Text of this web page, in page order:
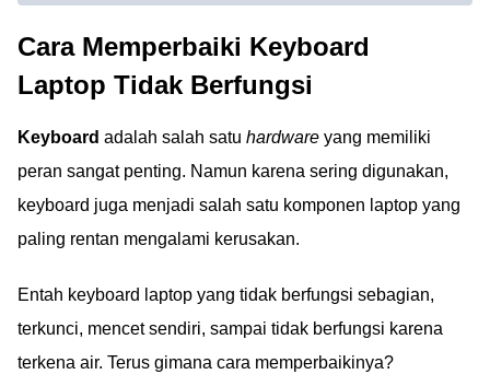
Cara Memperbaiki Keyboard
Laptop Tidak Berfungsi
Keyboard adalah salah satu hardware yang memiliki
peran sangat penting. Namun karena sering digunakan,
keyboard juga menjadi salah satu komponen laptop yang
paling rentan mengalami kerusakan.
Entah keyboard laptop yang tidak berfungsi sebagian,
terkunci, mencet sendiri, sampai tidak berfungsi karena
terkena air. Terus gimana cara memperbaikinya?